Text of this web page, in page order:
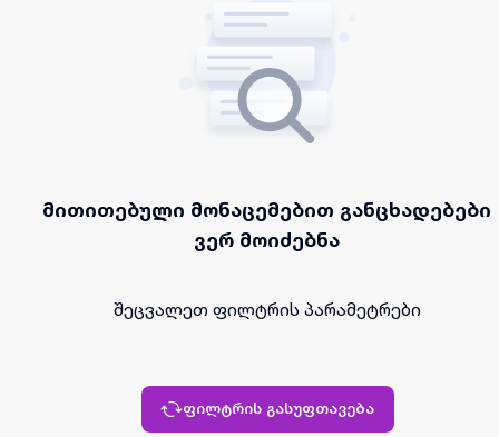
მითითებული მონაცემებით განცხადებები
ვერ მოიძებნა
შეცვალეთ ფილტრის პარამეტრები
ფილტრის გასუფთავება